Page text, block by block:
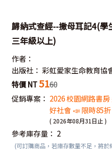
歸納式查經--撒母耳記4(
三年級以上)
作者：
出版社： 彩虹愛家生命教育協
特價 NT5160
促銷專案： 2026 校園網路書
好社會 📣 限時85折
( 2026年08月31日止 )
參考庫存量： 2
(可訂購商品，若庫存數量不足，將